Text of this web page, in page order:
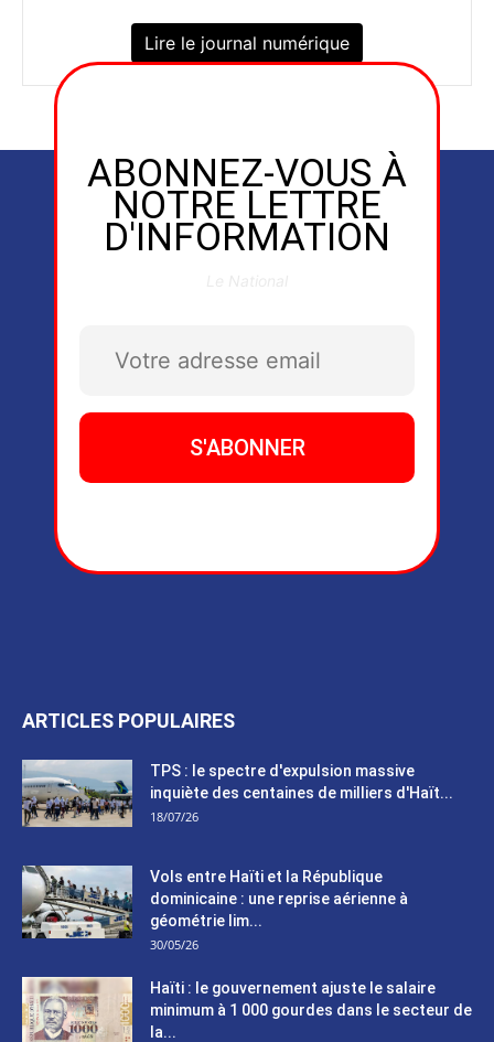
Lire le journal numérique
ABONNEZ-VOUS À
NOTRE LETTRE
D'INFORMATION
ARTICLES POPULAIRES
TPS : le spectre d'expulsion massive
inquiète des centaines de milliers d'Haït...
18/07/26
Vols entre Haïti et la République
dominicaine : une reprise aérienne à
géométrie lim...
30/05/26
Haïti : le gouvernement ajuste le salaire
minimum à 1 000 gourdes dans le secteur de
la...